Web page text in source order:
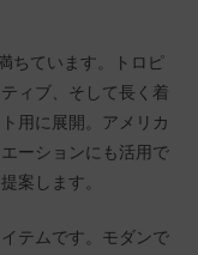
ちています。トロピ
ィブ、そして長く着
用に展開。アメリカ
ーションにも活用で
案します。
テムです。モダンで